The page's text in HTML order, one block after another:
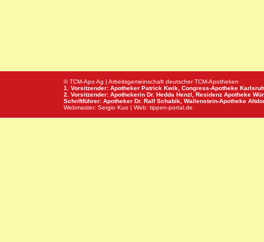
© TCM-Apo Ag | Arbeitsgemeinschaft deutscher TCM-Apotheken
1. Vorsitzender: Apotheker Patrick Kwik, Congress-Apotheke
2. Vorsitzender: Apothekerin Dr. Hedda Henzl, Residenz Apotheke
Schriftführer: Apotheker Dr. Ralf Schabik, Wallenstein-Apotheke
Webmaster: Sergio Kuo | Web: tippen-portal.de